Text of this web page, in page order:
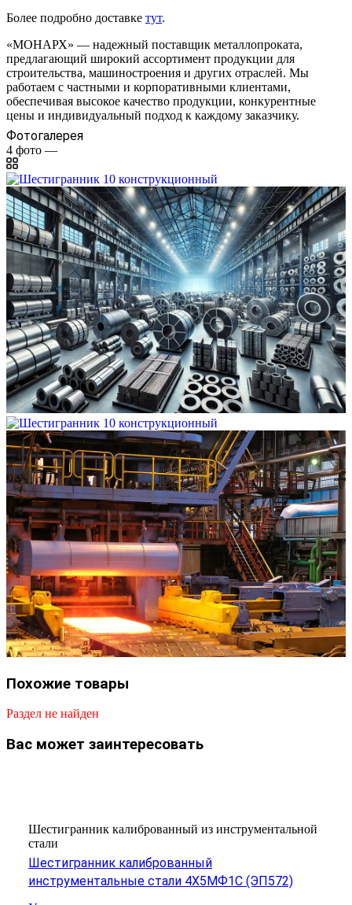
Более подробно доставке тут.
«МОНАРХ» — надежный поставщик металлопроката,
предлагающий широкий ассортимент продукции для
строительства, машиностроения и других отраслей. Мы
работаем с частными и корпоративными клиентами,
обеспечивая высокое качество продукции, конкурентные
цены и индивидуальный подход к каждому заказчику.
Фотогалерея
4 фото —
Похожие товары
Раздел не найден
Вас может заинтересовать
Шестигранник калиброванный из инструментальной
стали
Шестигранник калиброванный
инструментальные стали 4Х5МФ1С (ЭП572)